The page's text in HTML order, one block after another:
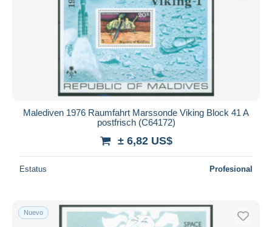
Malediven 1976 Raumfahrt Marssonde Viking Block 41 A
postfrisch (C64172)
± 6,82 US$
Estatus Profesional
Nuevo